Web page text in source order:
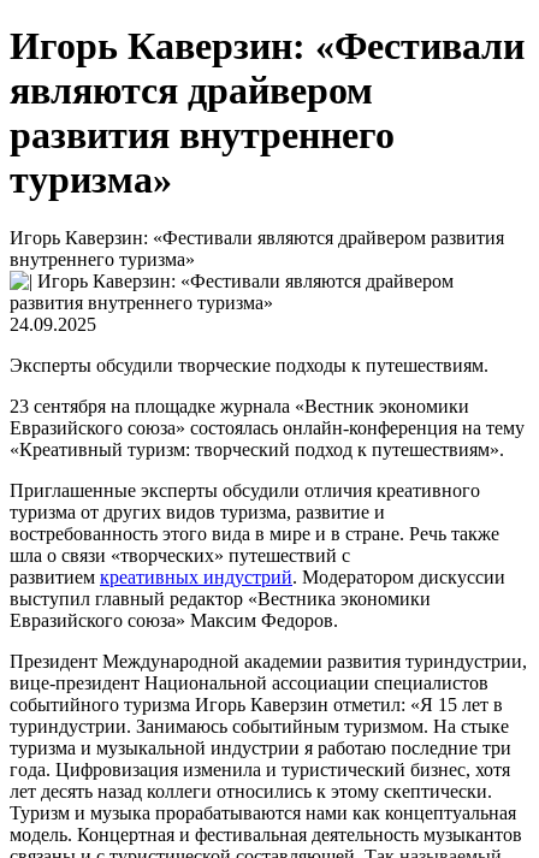
Игорь Каверзин: «Фестивали
являются драйвером
развития внутреннего
туризма»
Игорь Каверзин: «Фестивали являются драйвером развития
внутреннего туризма»
24.09.2025
Эксперты обсудили творческие подходы к путешествиям.
23 сентября на площадке журнала «Вестник экономики
Евразийского союза» состоялась онлайн-конференция на тему
«Креативный туризм: творческий подход к путешествиям».
Приглашенные эксперты обсудили отличия креативного
туризма от других видов туризма, развитие и
востребованность этого вида в мире и в стране. Речь также
шла о связи «творческих» путешествий с
развитием креативных индустрий. Модератором дискуссии
выступил главный редактор «Вестника экономики
Евразийского союза» Максим Федоров.
Президент Международной академии развития туриндустрии,
вице-президент Национальной ассоциации специалистов
событийного туризма Игорь Каверзин отметил: «Я 15 лет в
туриндустрии. Занимаюсь событийным туризмом. На стыке
туризма и музыкальной индустрии я работаю последние три
года. Цифровизация изменила и туристический бизнес, хотя
лет десять назад коллеги относились к этому скептически.
Туризм и музыка прорабатываются нами как концептуальная
модель. Концертная и фестивальная деятельность музыкантов